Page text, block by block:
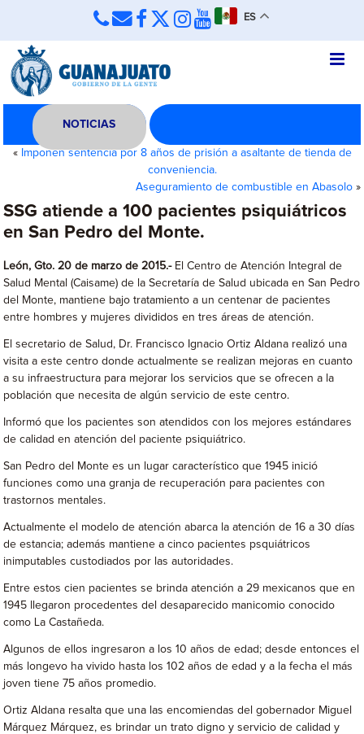
ES
NOTICIAS
« Imponen sentencia por 8 años de prisión a asaltante de tienda de
conveniencia.
Aseguramiento de combustible en Abasolo»
SSG atiende a 100 pacientes psiquiátricos
en San Pedro del Monte.
León, Gto. 20 de marzo de 2015.- El Centro de Atención Integral de
Salud Mental (Caisame) de la Secretaría de Salud ubicada en San Pedro
del Monte, mantiene bajo tratamiento a un centenar de pacientes
entre hombres y mujeres divididos en tres áreas de atención.
El secretario de Salud, Dr. Francisco Ignacio Ortiz Aldana realizó una
visita a este centro donde actualmente se realizan mejoras en cuanto
a su infraestructura para mejorar los servicios que se ofrecen a la
población que necesita de algún servicio de este centro.
Informó que los pacientes son atendidos con los mejores estándares
de calidad en atención del paciente psiquiátrico.
San Pedro del Monte es un lugar característico que 1945 inició
funciones como una granja de recuperación para pacientes con
trastornos mentales.
Actualmente el modelo de atención abarca la atención de 16 a 30 días
de estancia; además mantiene a cinco pacientes psquiátricos
inimputables custodiados por las autoridades.
Entre estos cien pacientes se brinda atención a 29 mexicanos que en
1945 llegaron procedentes del desaparecido manicomio conocido
como La Castañeda.
Algunos de ellos ingresaron a los 10 años de edad; desde entonces el
más longevo ha vivido hasta los 102 años de edad y a la fecha el más
joven tiene 75 años promedio.
Ortiz Aldana resalta que una las encomiendas del gobernador Miguel
Márquez Márquez, es brindar un trato digno y servicio de calidad y